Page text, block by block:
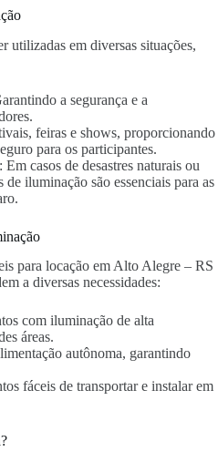
utilizadas em diversas situações,
a segurança e a
feiras e shows, proporcionando
para os participantes.
: Em casos de desastres naturais ou
de iluminação são essenciais para as
para locação em Alto Alegre – RS
a diversas necessidades:
com iluminação de alta
áreas.
autônoma, garantindo
fáceis de transportar e instalar em